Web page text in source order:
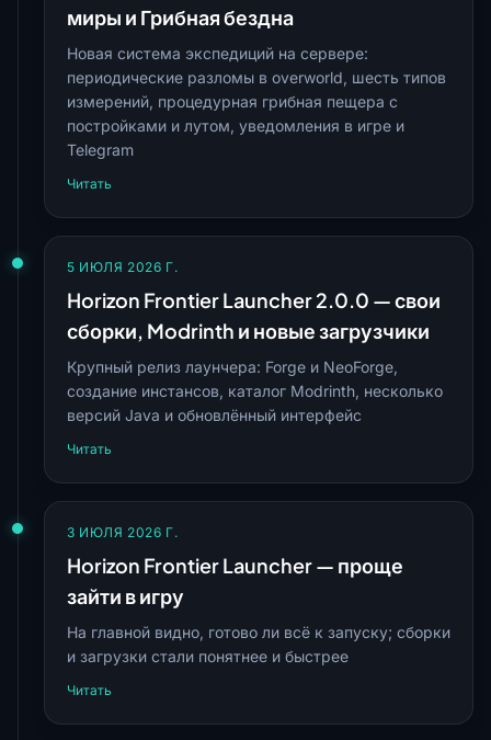
миры и Грибная бездна
Новая система экспедиций на сервере:
периодические разломы в overworld, шесть типов
измерений, процедурная грибная пещера с
постройками и лутом, уведомления в игре и
Telegram
Читать
5 ИЮЛЯ 2026 Г.
Horizon Frontier Launcher 2.0.0 — свои
сборки, Modrinth и новые загрузчики
Крупный релиз лаунчера: Forge и NeoForge,
создание инстансов, каталог Modrinth, несколько
версий Java и обновлённый интерфейс
Читать
3 ИЮЛЯ 2026 Г.
Horizon Frontier Launcher — проще
зайти в игру
На главной видно, готово ли всё к запуску; сборки
и загрузки стали понятнее и быстрее
Читать